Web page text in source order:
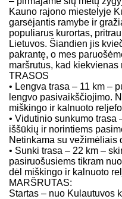
Kauno rajono miestelyje
garsėjantis ramybe ir
populiarus kurortas,
Lietuvos. Šiandien jis
pakrantę, o mes
maršrutus, kad
TRASOS
• Lengva trasa – 11 km –
lengvo pasivaikščiojimo.
miškingo ir kalnuoto
• Vidutinio sunkumo trasa
iššūkių ir norintiems
Netinkama su vežimėliais
• Sunki trasa – 22 km –
pasiruošusiems tikram
dėl miškingo ir kalnuoto
MARŠRUTAS:
Startas – nuo Kulautuvos